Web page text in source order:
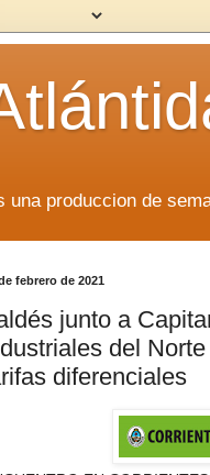
una produccion de
febrero de 2021
junto a
del
diferenciales